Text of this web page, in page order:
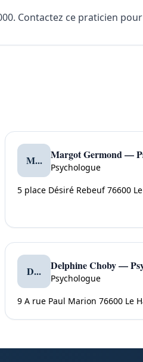
Contactez ce praticien
M...
Psychologue
5 place Désiré Rebeuf 76600
D... Delphine Choby —
Psychologue
9 A rue Paul Marion 76600 Le